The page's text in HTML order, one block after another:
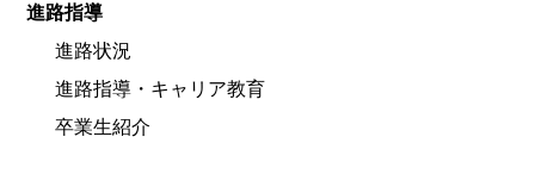
進路指導
進路状況
進路指導・キャリア教育
卒業生紹介